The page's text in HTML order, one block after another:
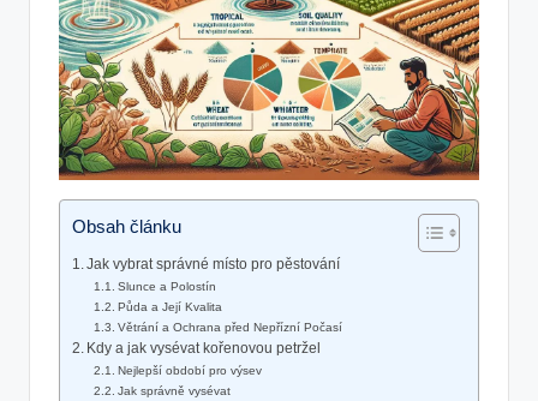
Obsah článku
Jak vybrat správné místo pro pěstování
Slunce a Polostín
Půda a Její Kvalita
Větrání a Ochrana před Nepřízní Počasí
Kdy a jak vysévat kořenovou petržel
Nejlepší období pro výsev
Jak správně vysévat